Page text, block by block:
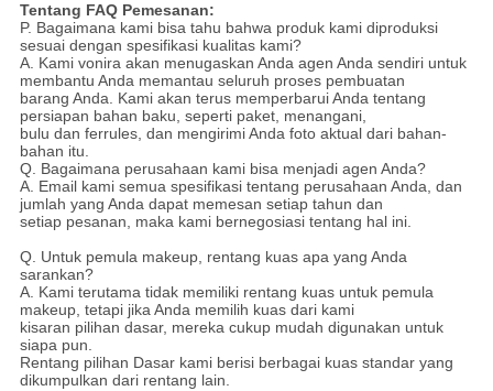
Tentang FAQ Pemesanan:
P. Bagaimana kami bisa tahu bahwa produk kami diproduksi
sesuai dengan spesifikasi kualitas kami?
A. Kami vonira akan menugaskan Anda agen Anda sendiri untuk
membantu Anda memantau seluruh proses pembuatan
barang Anda. Kami akan terus memperbarui Anda tentang
persiapan bahan baku, seperti paket, menangani,
bulu dan ferrules, dan mengirimi Anda foto aktual dari bahan-
bahan itu.
Q. Bagaimana perusahaan kami bisa menjadi agen Anda?
A. Email kami semua spesifikasi tentang perusahaan Anda, dan
jumlah yang Anda dapat memesan setiap tahun dan
setiap pesanan, maka kami bernegosiasi tentang hal ini.
Q. Untuk pemula makeup, rentang kuas apa yang Anda
sarankan?
A. Kami terutama tidak memiliki rentang kuas untuk pemula
makeup, tetapi jika Anda memilih kuas dari kami
kisaran pilihan dasar, mereka cukup mudah digunakan untuk
siapa pun.
Rentang pilihan Dasar kami berisi berbagai kuas standar yang
dikumpulkan dari rentang lain.